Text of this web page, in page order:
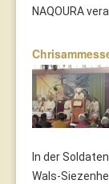
NAQOURA
In der
Wals-